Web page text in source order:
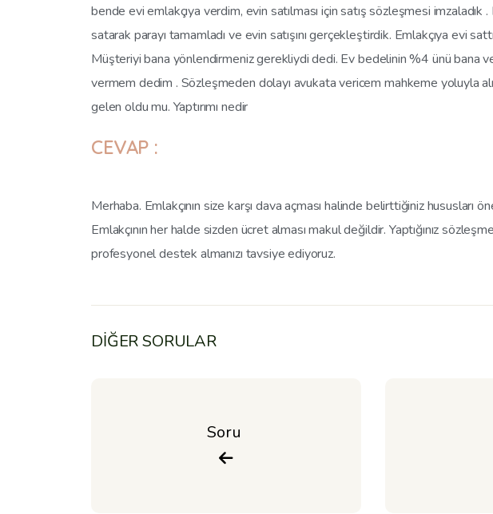
bende evi emlakçıya verdim, evin satılması için satış sözleşmesi imzaladık .
satarak parayı tamamladı ve evin satışını gerçekleştirdik. Emlakçıya evi
Müşteriyi bana yönlendirmeniz gerekliydi dedi. Ev bedelinin %4 ünü bana
vermem dedim . Sözleşmeden dolayı avukata vericem mahkeme yoluyla
gelen oldu mu. Yaptırımı nedir
CEVAP :
Merhaba. Emlakçının size karşı dava açması halinde belirttiğiniz hususları
Emlakçının her halde sizden ücret alması makul değildir. Yaptığınız
profesyonel destek almanızı tavsiye ediyoruz.
DİĞER SORULAR
Soru